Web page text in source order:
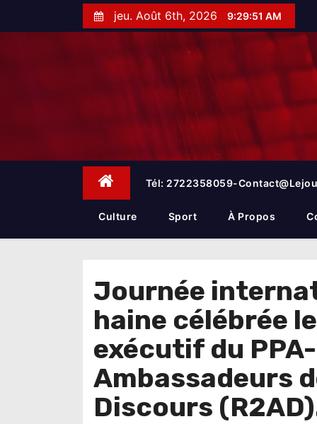
t
jeu. Août 6th, 2026 9:29:51 AM
Tél: 2722358059-
Culture Sport À Propos
Journée
haine célébrée
exécutif du
Ambassadeurs
Discours